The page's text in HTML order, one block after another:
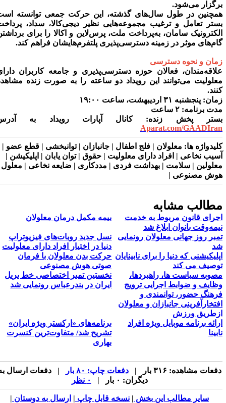
می‌شود.
در طول سال‌های گذشته، این حرکت جمعی توانسته است
تعامل و ترغیب مجموعه‌هایی نظیر دیجی‌کالا، سداد، پرداخت
سامان، به‌پرداخت ملت، پرس‌لاین و اکالا را برای برداشتن
موثر در زمینه دسترسی‌پذیری پلتفرم‌هایشان فراهم کند.
و نحوه دسترسی
فعالان حوزه دسترسی‌پذیری و جامعه کاربران دارای
می‌توانند این رویداد دو ساعته را به صورت زنده مشاهده
پنجشنبه ۳۱ اردیبهشت، ساعت ۱۹:۰۰
برنامه:۲ ساعت
پخش زنده:کانال آپارات رویداد به آدرس
Aparat.com/
ها:معلولان | فلج اطفال | جانبازان | توانبخشی | قطع عضو |
نخاعی | افراد دارای معلولیت | حقوق | توان یابان | اپلیکیشن |
| سلامت | بهداشت فردی | مددکاری | ضایعه نخاعی | معلول |
مصنوعی |
مشابه
قانون مربوط به خدمت
بانوان ابلاغ شد
بیمه مکمل درمان معلولان
روز جهانی معلولان رونمایی
نسل جدید روبات‌های فیزیوتراپ
دنیا در اختیار افراد دارای معلولیت
که دنیا را برای نابینایان
می کند
حرکت بدن معلولان با فرمان
صوتی هوش مصنوعی
سیاست ها، راهبردها،
و ضوابط اجرایی ترویج
حضور، توانمندی و
جانبازان و معلولان
ورزش
نخستین تمبر اختصاصی خط بریل
ایران در بندرعباس رونمایی شد
برنامه موبایل ویژه افراد
برنامه‌های «ارکستر ویژه ایران»
تشریح شد/ متفاوت‌ترین کنسرت
بهاری
مشاهده: ۳۱۶ بار | دفعات چاپ: ۸۰ بار
| دفعات ارسال به
دیگران: ۰ بار |
سایر مطالب این بخش | نسخه قابل چاپ| ارسال به دوستان|